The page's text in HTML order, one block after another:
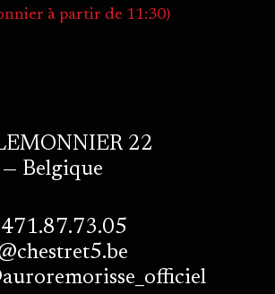
à partir de 11:30)
22
Belgique